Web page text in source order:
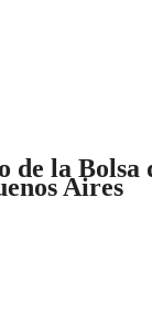
de la Bolsa
Aires